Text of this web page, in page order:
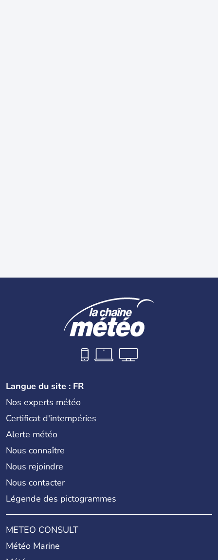
Langue du site : FR
Nos experts météo
Certificat d'intempéries
Alerte météo
Nous connaître
Nous rejoindre
Nous contacter
Légende des pictogrammes
METEO CONSULT
Météo Marine